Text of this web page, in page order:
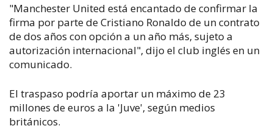
"Manchester United está encantado de confirmar la
firma por parte de Cristiano Ronaldo de un contrato
de dos años con opción a un año más, sujeto a
autorización internacional", dijo el club inglés en un
comunicado.
El traspaso podría aportar un máximo de 23
millones de euros a la 'Juve', según medios
británicos.